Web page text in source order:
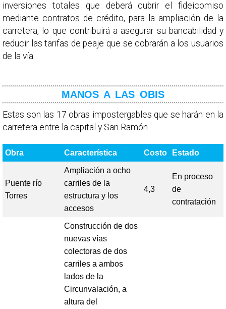
inversiones totales que deberá cubrir el fideicomiso
mediante contratos de crédito, para la ampliación de la
carretera, lo que contribuirá a asegurar su bancabilidad y
reducir las tarifas de peaje que se cobrarán a los usuarios
de la vía.
MANOS A LAS OBIS
Estas son las 17 obras impostergables que se harán en la
carretera entre la capital y San Ramón.
Obra Característica Costo Estado
Puente río
Torres
Ampliación a ocho
carriles de la
estructura y los
accesos
4,3
En proceso
de
contratación
Construcción de dos
nuevas vías
colectoras de dos
carriles a ambos
lados de la
Circunvalación, a
altura del